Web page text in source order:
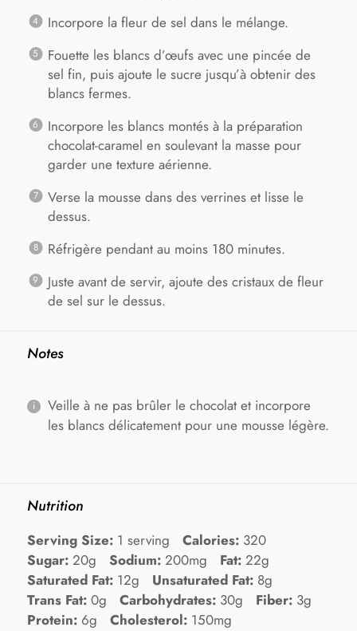
Incorpore la fleur de sel dans le mélange.
Fouette les blancs d’œufs avec une pincée de
sel fin, puis ajoute le sucre jusqu’à obtenir des
blancs fermes.
Incorpore les blancs montés à la préparation
chocolat-caramel en soulevant la masse pour
garder une texture aérienne.
Verse la mousse dans des verrines et lisse le
dessus.
Réfrigère pendant au moins 180 minutes.
Juste avant de servir, ajoute des cristaux de fleur
de sel sur le dessus.
Notes
Veille à ne pas brûler le chocolat et incorpore
les blancs délicatement pour une mousse légère.
Nutrition
Serving Size: 1 serving Calories: 320
Sugar: 20g Sodium: 200mg Fat: 22g
Saturated Fat: 12g Unsaturated Fat: 8g
Trans Fat: 0g Carbohydrates: 30g Fiber: 3g
Protein: 6g Cholesterol: 150mg